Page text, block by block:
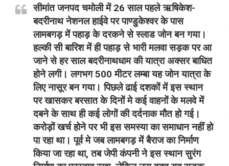
सीमांत जनपद चमोली में 26 साल पहले ऋषिकेश-
बदरीनाथ नेशनल हाईवे पर पाण्डुकेश्वर के पास
लामबगड़ में पहाड़ के दरकने से स्लाड जोन बन गया।
हल्की सी बारिश में ही पहाड़ से भारी मलवा सड़क पर आ
जाने से हर साल बदरीनाथधाम की यात्रा अक्सर बाधित
होने लगी। लगभग 500 मीटर लम्बा यह जोन यात्रा के
लिए नासूर बन गया। पिछले ढाई दशकों में इस स्थान
पर खासकर बरसात के दिनों मे कई वाहनों के मलवे में
दबने के साथ ही कई लोगों की दर्दनाक मौत हो गई।
करोड़ों खर्च होने पर भी इस समस्या का समाधान नहीं हो
पा रहा था। पूर्व मे जब लामबगड़ में बैराज का निर्माण
किया जा रहा था, तब जेपी कंपनी ने इस स्थान सुरंग